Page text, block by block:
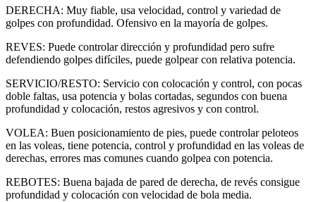
DERECHA: Muy fiable, usa velocidad, control y variedad de
golpes con profundidad. Ofensivo en la mayoría de golpes.
REVES: Puede controlar dirección y profundidad pero sufre
defendiendo golpes difíciles, puede golpear con relativa potencia.
SERVICIO/RESTO: Servicio con colocación y control, con pocas
doble faltas, usa potencia y bolas cortadas, segundos con buena
profundidad y colocación, restos agresivos y con control.
VOLEA: Buen posicionamiento de pies, puede controlar peloteos
en las voleas, tiene potencia, control y profundidad en las voleas de
derechas, errores mas comunes cuando golpea con potencia.
REBOTES: Buena bajada de pared de derecha, de revés consigue
profundidad y colocación con velocidad de bola media.